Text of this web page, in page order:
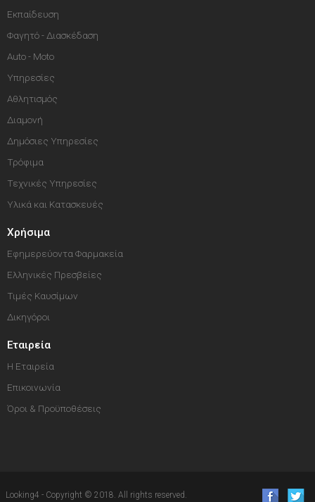
Εκπαίδευση
Φαγητό - Διασκέδαση
Auto - Moto
Υπηρεσίες
Αθλητισμός
Διαμονή
Δημόσιες Υπηρεσίες
Τρόφιμα
Τεχνικές Υπηρεσίες
Υλικά και Κατασκευές
Χρήσιμα
Εφημερεύοντα Φαρμακεία
Ελληνικές Πρεσβείες
Τιμές Καυσίμων
Δικηγόροι
Εταιρεία
Η Εταιρεία
Επικοινωνία
Όροι & Προϋποθέσεις
Looking4 - Copyright © 2018. All rights reserved.